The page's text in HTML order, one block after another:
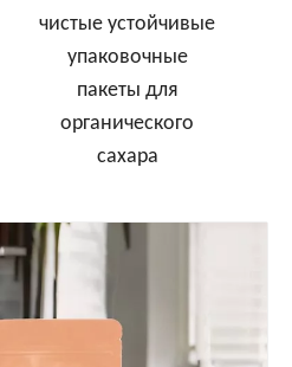
чистые устойчивые
упаковочные
пакеты для
органического
сахара